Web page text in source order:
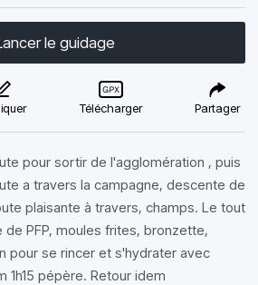
le guidage
Télécharger Partager
pour sortir de l'agglomération , puis
a travers la campagne, descente de
plaisante à travers, champs. Le tout
de PFP, moules frites, bronzette,
pour se rincer et s'hydrater avec
1h15 pépère. Retour idem